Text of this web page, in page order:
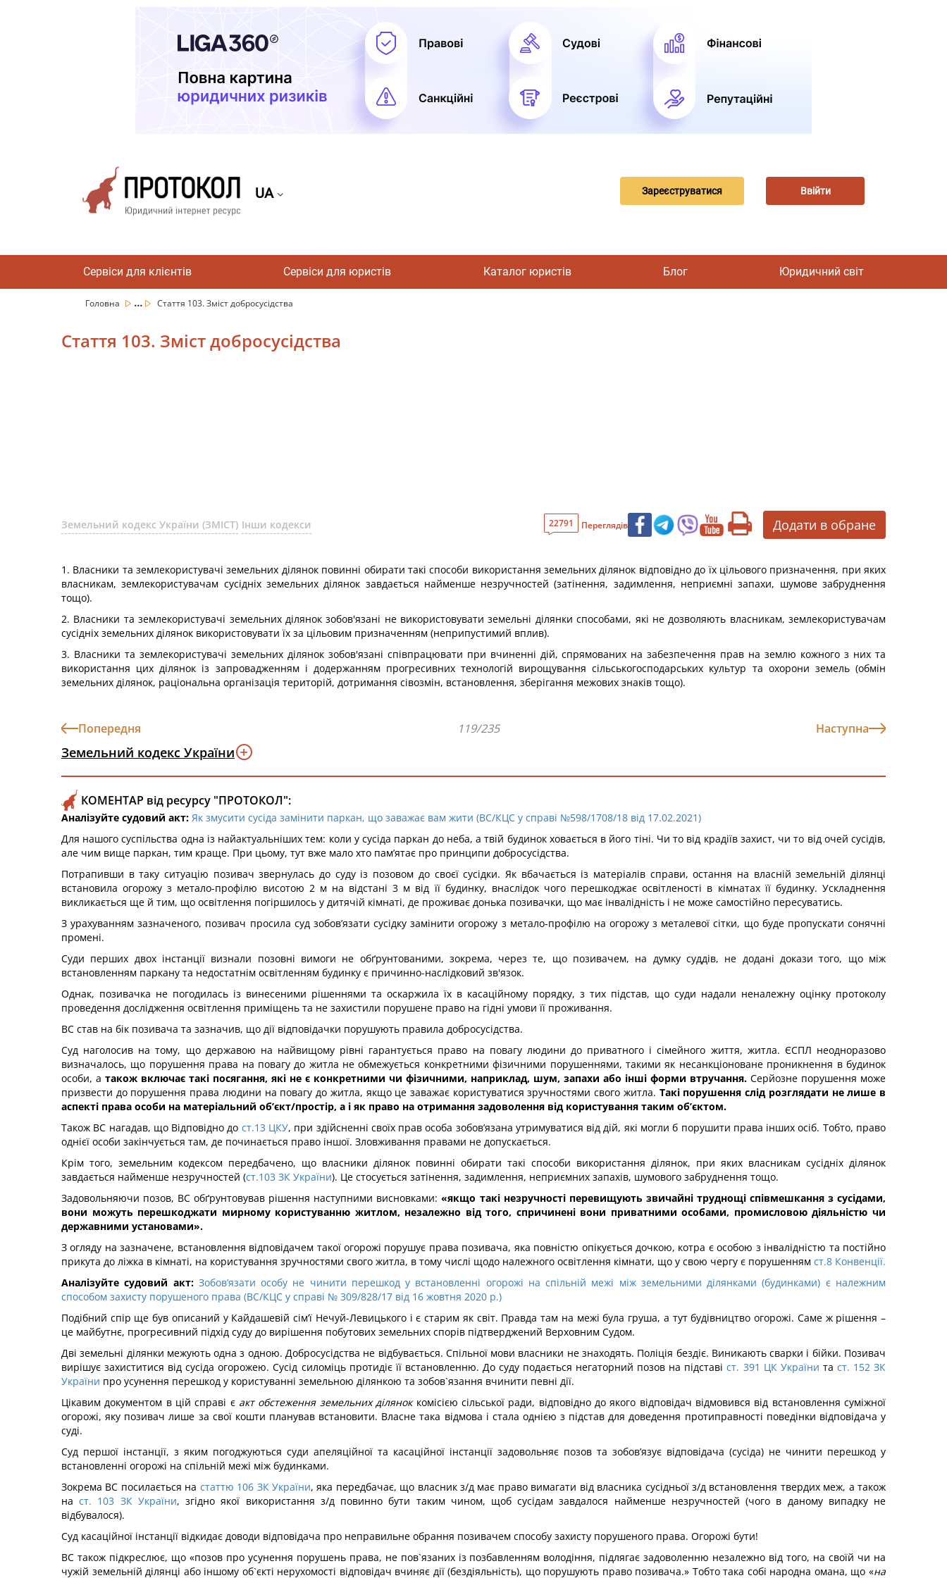
UA Зареєструватися Ввійти
Сервіси для клієнтів Сервіси для юристів Каталог юристів Блог Юридичний світ
Головна ... Стаття 103. Зміст добросусідства
Стаття 103. Зміст добросусідства
Земельний кодекс України (ЗМІСТ) Інши кодекси 22791 Переглядів Додати в обране
1. Власники та землекористувачі земельних ділянок повинні обирати такі способи використання земельних ділянок відповідно до їх цільового призначення, при яких
власникам, землекористувачам сусідніх земельних ділянок завдається найменше незручностей (затінення, задимлення, неприємні запахи, шумове забруднення
тощо).
2. Власники та землекористувачі земельних ділянок зобов'язані не використовувати земельні ділянки способами, які не дозволяють власникам, землекористувачам
сусідніх земельних ділянок використовувати їх за цільовим призначенням (неприпустимий вплив).
3. Власники та землекористувачі земельних ділянок зобов'язані співпрацювати при вчиненні дій, спрямованих на забезпечення прав на землю кожного з них та
використання цих ділянок із запровадженням і додержанням прогресивних технологій вирощування сільськогосподарських культур та охорони земель (обмін
земельних ділянок, раціональна організація територій, дотримання сівозмін, встановлення, зберігання межових знаків тощо).
Попередня 119/235 Наступна
Земельний кодекс України
КОМЕНТАР від ресурсу "ПРОТОКОЛ":
Аналізуйте судовий акт: Як змусити сусіда замінити паркан, що заважає вам жити (ВС/КЦС у справі №598/1708/18 від 17.02.2021)
Для нашого суспільства одна із найактуальніших тем: коли у сусіда паркан до неба, а твій будинок ховається в його тіні. Чи то від крадіїв захист, чи то від очей сусідів,
але чим вище паркан, тим краще. При цьому, тут вже мало хто пам’ятає про принципи добросусідства.
Потрапивши в таку ситуацію позивач звернулась до суду із позовом до своєї сусідки. Як вбачається із матеріалів справи, остання на власній земельній ділянці
встановила огорожу з метало-профілю висотою 2 м на відстані 3 м від її будинку, внаслідок чого перешкоджає освітленості в кімнатах її будинку. Ускладнення
викликається ще й тим, що освітлення погіршилось у дитячій кімнаті, де проживає донька позивачки, що має інвалідність і не може самостійно пересуватись.
З урахуванням зазначеного, позивач просила суд зобов’язати сусідку замінити огорожу з метало-профілю на огорожу з металевої сітки, що буде пропускати сонячні
промені.
Суди перших двох інстанції визнали позовні вимоги не обґрунтованими, зокрема, через те, що позивачем, на думку суддів, не додані докази того, що між
встановленням паркану та недостатнім освітленням будинку є причинно-наслідковий зв'язок.
Однак, позивачка не погодилась із винесеними рішеннями та оскаржила їх в касаційному порядку, з тих підстав, що суди надали неналежну оцінку протоколу
проведення дослідження освітлення приміщень та не захистили порушене право на гідні умови її проживання.
ВС став на бік позивача та зазначив, що дії відповідачки порушують правила добросусідства.
Суд наголосив на тому, що державою на найвищому рівні гарантується право на повагу людини до приватного і сімейного життя, житла. ЄСПЛ неодноразово
визначалось, що порушення права на повагу до житла не обмежується конкретними фізичними порушеннями, такими як несанкціоноване проникнення в будинок
особи, а також включає такі посягання, які не є конкретними чи фізичними, наприклад, шум, запахи або інші форми втручання. Серйозне порушення може
призвести до порушення права людини на повагу до житла, якщо це заважає користуватися зручностями свого житла. Такі порушення слід розглядати не лише в
аспекті права особи на матеріальний об’єкт/простір, а і як право на отримання задоволення від користування таким об’єктом.
Також ВС нагадав, що Відповідно до ст.13 ЦКУ, при здійсненні своїх прав особа зобов’язана утримуватися від дій, які могли б порушити права інших осіб. Тобто, право
однієї особи закінчується там, де починається право іншої. Зловживання правами не допускається.
Крім того, земельним кодексом передбачено, що власники ділянок повинні обирати такі способи використання ділянок, при яких власникам сусідніх ділянок
завдається найменше незручностей (ст.103 ЗК України). Це стосується затінення, задимлення, неприємних запахів, шумового забруднення тощо.
Задовольняючи позов, ВС обґрунтовував рішення наступними висновками:«якщо такі незручності перевищують звичайні труднощі співмешкання з сусідами,
вони можуть перешкоджати мирному користуванню житлом, незалежно від того, спричинені вони приватними особами, промисловою діяльністю чи
державними установами».
З огляду на зазначене, встановлення відповідачем такої огорожі порушує права позивача, яка повністю опікується дочкою, котра є особою з інвалідністю та постійно
прикута до ліжка в кімнаті, на користування зручностями свого житла, в тому числі щодо належного освітлення кімнати, що у свою чергу є порушенням ст.8 Конвенції.
Аналізуйте судовий акт: Зобов’язати особу не чинити перешкод у встановленні огорожі на спільній межі між земельними ділянками (будинками) є належним
способом захисту порушеного права (ВС/КЦС у справі № 309/828/17 від 16 жовтня 2020 р.)
Подібний спір ще був описаний у Кайдашевій сім’ї Нечуй-Левицького і є старим як світ. Правда там на межі була груша, а тут будівництво огорожі. Саме ж рішення –
це майбутнє, прогресивний підхід суду до вирішення побутових земельних спорів підтверджений Верховним Судом.
Дві земельні ділянки межують одна з одною. Добросусідства не відбувається. Спільної мови власники не знаходять. Поліція бездіє. Виникають сварки і бійки. Позивач
вирішує захиститися від сусіда огорожею. Сусід силоміць протидіє її встановленню. До суду подається негаторний позов на підставіст. 391 ЦК України та ст. 152 ЗК
України про усунення перешкод у користуванні земельною ділянкою та зобов`язання вчинити певні дії.
Цікавим документом в цій справі є акт обстеження земельних діляноккомісією сільської ради, відповідно до якого відповідач відмовився від встановлення суміжної
огорожі, яку позивач лише за свої кошти планував встановити. Власне така відмова і стала однією з підстав для доведення протиправності поведінки відповідача у
суді.
Суд першої інстанції, з яким погоджуються суди апеляційної та касаційної інстанції задовольняє позов та зобов’язує відповідача (сусіда) не чинити перешкод у
встановленні огорожі на спільній межі між будинками.
Зокрема ВС посилається на статтю 106 ЗК України, яка передбачає, що власник з/д має право вимагати від власника сусідньої з/д встановлення твердих меж, а також
наст. 103 ЗК України, згідно якої використання з/д повинно бути таким чином, щоб сусідам завдалося найменше незручностей (чого в даному випадку не
відбувалося).
Суд касаційної інстанції відкидає доводи відповідача про неправильне обрання позивачем способу захисту порушеного права. Огорожі бути!
ВС також підкреслює, що «позов про усунення порушень права, не пов`язаних із позбавленням володіння, підлягає задоволенню незалежно від того, на своїй чи на
чужій земельній ділянці або іншому об`єкті нерухомості відповідач вчиняє дії (бездіяльність), що порушують право позивача.» Тобто така собі народна омана, що «на